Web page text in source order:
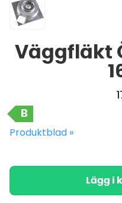
Väggfläkt
B
Produktblad »
Lägg i